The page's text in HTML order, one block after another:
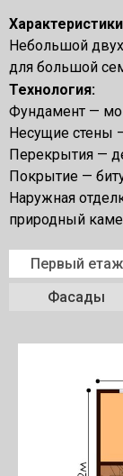
Небольшой
для большой
Технология:
Фундамент —
Несущие стены
Перекрытия —
Покрытие —
Наружная
природный
Первый етаж
Фасады